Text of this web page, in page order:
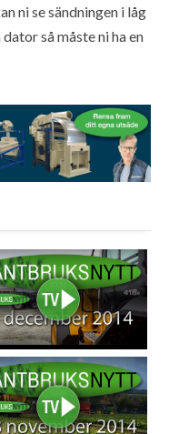
ni se sändningen i låg
så måste ni ha en